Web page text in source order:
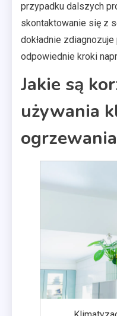
przypadku dalszych
skontaktowanie się z
dokładnie
odpowiednie kroki
Jakie są
używania
ogrzewania